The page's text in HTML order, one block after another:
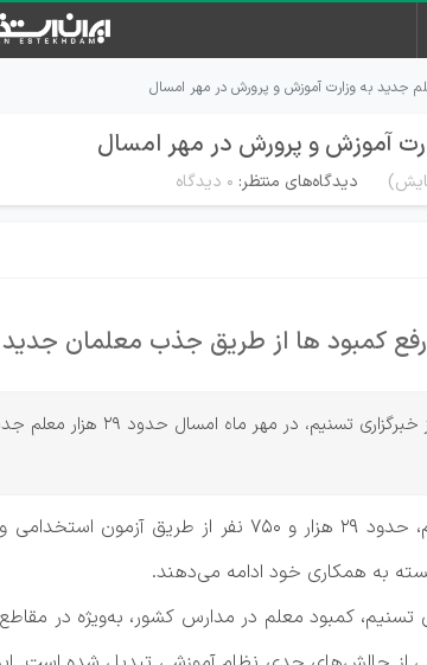
دیدگاه‌های منتظر: ۰ دیدگاه
کمبود ها از طریق جذب معلمان جدید
به گزارش ایران استخدام و به نقل از
مهر امسال، برای جبران کمبود معلم، حدود ۲۹ هزار و ۷۵۰ نفر
تسنیم، کمبود معلم در مدارس کشور، به‌ویژه در